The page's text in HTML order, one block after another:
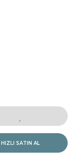
HIZLI SATIN AL